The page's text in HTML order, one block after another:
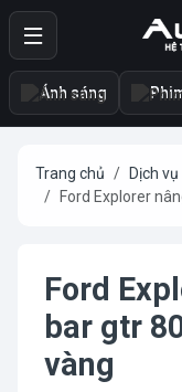
Ánh sáng
Trang chủ
Dịch vụ
Ford Explorer
Ford
bar gtr
vàng